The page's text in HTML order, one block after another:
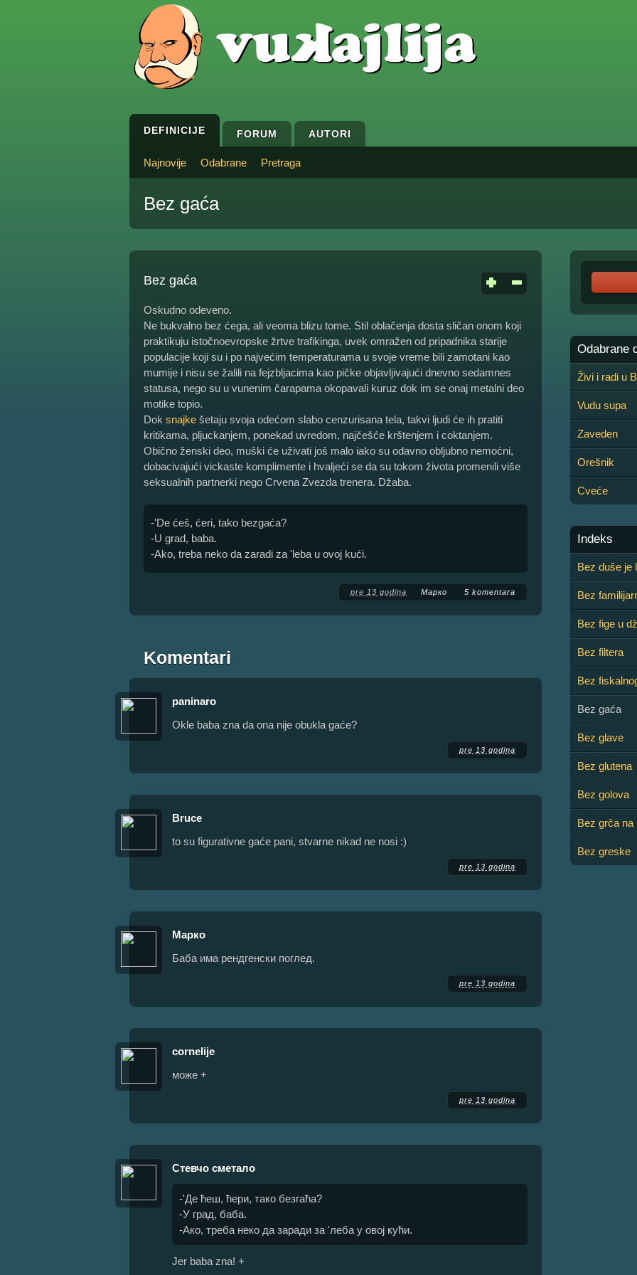
DEFINICIJE FORUM AUTORI
Najnovije Odabrane Pretraga
Bez gaća
Bez gaća
Oskudno odeveno.
Ne bukvalno bez ćega, ali veoma blizu tome. Stil oblačenja dosta sličan onom koji
praktikuju istočnoevropske žrtve trafikinga, uvek omražen od pripadnika starije
populacije koji su i po najvećim temperaturama u svoje vreme bili zamotani kao
mumije i nisu se žalili na fejzbljacima kao pičke objavljivajući dnevno sedamnes
statusa, nego su u vunenim čarapama okopavali kuruz dok im se onaj metalni deo
motike topio.
Dok snajke šetaju svoja odećom slabo cenzurisana tela, takvi ljudi će ih pratiti
kritikama, pljuckanjem, ponekad uvredom, najčešće krštenjem i coktanjem.
Obično ženski deo, muški će uživati još malo iako su odavno obljubno nemoćni,
dobacivajući vickaste komplimente i hvaljeći se da su tokom života promenili više
seksualnih partnerki nego Crvena Zvezda trenera. Džaba.
-'De ćeš, ćeri, tako bezgaća?
-U grad, baba.
-Ako, treba neko da zaradi za 'leba u ovoj kući.
pre 13 godina Марко 5 komentara
Komentari
paninaro
Okle baba zna da ona nije obukla gaće?
pre 13 godina
Bruce
to su figurativne gaće pani, stvarne nikad ne nosi :)
pre 13 godina
Марко
Баба има рендгенски поглед.
pre 13 godina
cornelije
може +
pre 13 godina
Стевчо сметало
-'Де ћеш, ћери, тако безгаћа?
-У град, баба.
-Ако, треба неко да заради за 'леба у овој кући.
Jer baba zna! +
Odabrane
Živi i radi u
Vudu supa
Zaveden
Orešnik
Cveće
Indeks
Bez duše je
Bez
Bez fige u
Bez filtera
Bez
Bez gaća
Bez glave
Bez glutena
Bez golova
Bez grča na
Bez greske